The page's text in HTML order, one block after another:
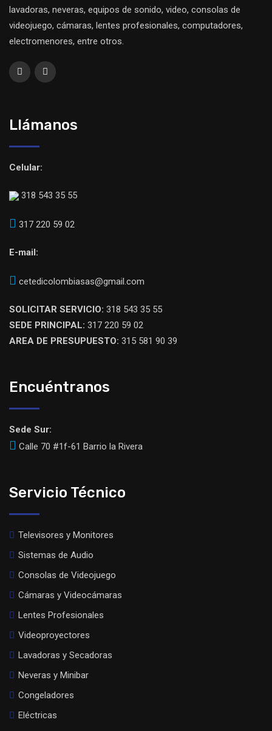
lavadoras, neveras, equipos de sonido, video, consolas de
videojuego, cámaras, lentes profesionales, computadores,
electromenores, entre otros.
Llámanos
Celular:
318 543 35 55
317 220 59 02
E-mail:
cetedicolombiasas@gmail.com
SOLICITAR SERVICIO: 318 543 35 55
SEDE PRINCIPAL: 317 220 59 02
AREA DE PRESUPUESTO: 315 581 90 39
Encuéntranos
Sede Sur:
Calle 70 #1f-61 Barrio la Rivera
Servicio Técnico
Televisores y Monitores
Sistemas de Audio
Consolas de Videojuego
Cámaras y Videocámaras
Lentes Profesionales
Videoproyectores
Lavadoras y Secadoras
Neveras y Minibar
Congeladores
Eléctricas